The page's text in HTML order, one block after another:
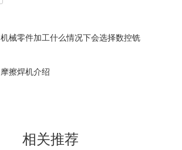
机械零件加工什么情况下会选择数控铣
摩擦焊机介绍
相关推荐